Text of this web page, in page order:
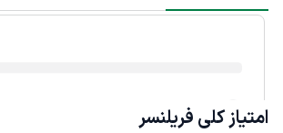
امتیاز کلی فریلنسر